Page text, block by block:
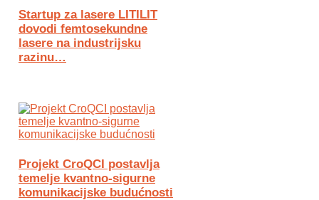
Startup za lasere LITILIT
dovodi femtosekundne
lasere na industrijsku
razinu…
Projekt CroQCI postavlja
temelje kvantno-sigurne
komunikacijske budućnosti